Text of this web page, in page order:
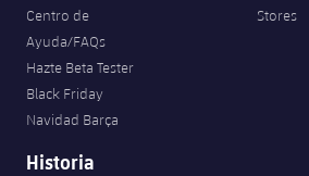
eFootball
Centro de
Ayuda/FAQs
Hazte Beta Tester
Black Friday
Navidad Barça
Stores
Historia